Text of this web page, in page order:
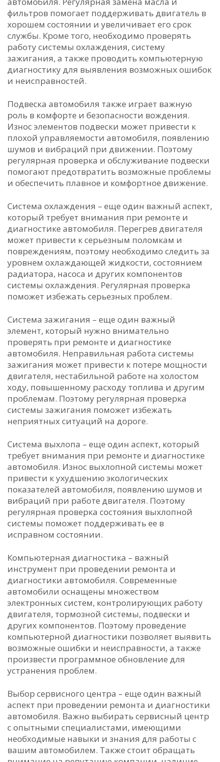
фильтров помогает поддерживать двигатель в
хорошем состоянии и увеличивает его срок
службы. Кроме того, необходимо проверять
работу системы охлаждения, систему
зажигания, а также проводить компьютерную
диагностику для выявления возможных ошибок
и неисправностей.
Подвеска автомобиля также играет важную
роль в комфорте и безопасности вождения.
Износ элементов подвески может привести к
плохой управляемости автомобиля, появлению
шумов и вибраций при движении. Поэтому
регулярная проверка и обслуживание подвески
помогают предотвратить возможные проблемы
и обеспечить плавное и комфортное движение.
Система охлаждения – еще один важный аспект,
который требует внимания при ремонте и
диагностике автомобиля. Перегрев двигателя
может привести к серьезным поломкам и
повреждениям, поэтому необходимо следить за
уровнем охлаждающей жидкости, состоянием
радиатора, насоса и других компонентов
системы охлаждения. Регулярная проверка
поможет избежать серьезных проблем.
Система зажигания – еще один важный
элемент, который нужно внимательно
проверять при ремонте и диагностике
автомобиля. Неправильная работа системы
зажигания может привести к потере мощности
двигателя, нестабильной работе на холостом
ходу, повышенному расходу топлива и другим
проблемам. Поэтому регулярная проверка
системы зажигания поможет избежать
неприятных ситуаций на дороге.
Система выхлопа – еще один аспект, который
требует внимания при ремонте и диагностике
автомобиля. Износ выхлопной системы может
привести к ухудшению экологических
показателей автомобиля, появлению шумов и
вибраций при работе двигателя. Поэтому
регулярная проверка состояния выхлопной
системы поможет поддерживать ее в
исправном состоянии.
Компьютерная диагностика – важный
инструмент при проведении ремонта и
диагностики автомобиля. Современные
автомобили оснащены множеством
электронных систем, контролирующих работу
двигателя, тормозной системы, подвески и
других компонентов. Поэтому проведение
компьютерной диагностики позволяет выявить
возможные ошибки и неисправности, а также
произвести программное обновление для
устранения проблем.
Выбор сервисного центра – еще один важный
аспект при проведении ремонта и диагностики
автомобиля. Важно выбирать сервисный центр
с опытными специалистами, имеющими
необходимые навыки и знания для работы с
вашим автомобилем. Также стоит обращать